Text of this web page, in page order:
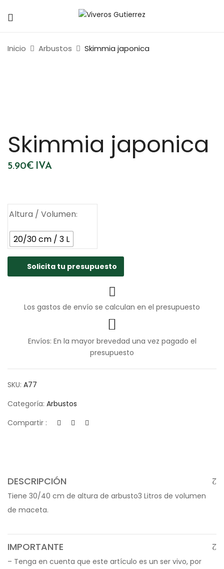
Inicio Arbustos Skimmia japonica
Skimmia japonica
5.90€ IVA
Altura / Volumen
20/30 cm / 3 L
Solicita tu presupuesto
Los gastos de envío se calculan en el presupuesto
Envíos: En la mayor brevedad una vez pagado el
presupuesto
SKU: A77
Categoría: Arbustos
Compartir :
DESCRIPCIÓN
Tiene 30/40 cm de altura de arbusto3 Litros de volumen
de maceta.
IMPORTANTE
– Tenga en cuenta que este artículo es un ser vivo, por